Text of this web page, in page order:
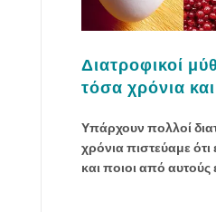
Διατροφικοί
τόσα χρόνια
Υπάρχουν πολλοί
χρόνια πιστεύαμε ότι
και ποιοι από αυτούς